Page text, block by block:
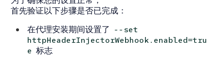
首先验证以下步骤是否已完成：
在代理安装期间设置了 --set
httpHeaderInjectorWebhook.enabled=tru
e 标志